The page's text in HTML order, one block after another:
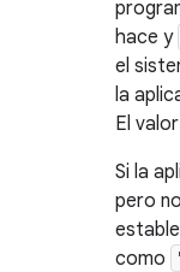
hace y
el
la
El
Si la
pero
como